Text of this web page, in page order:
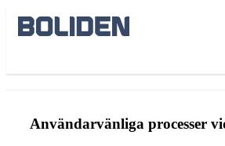
Användarvänliga processer